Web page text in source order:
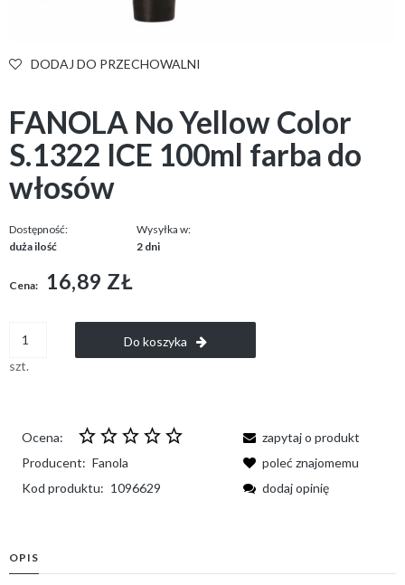
DODAJ DO PRZECHOWALNI
FANOLA No Yellow Color
S.1322 ICE 100ml farba do
włosów
Dostępność:
duża ilość
Wysyłka w:
2 dni
Cena: 16,89 ZŁ
szt.
Do koszyka
Ocena:
Producent: Fanola
Kod produktu: 1096629
zapytaj o produkt
poleć znajomemu
dodaj opinię
OPIS